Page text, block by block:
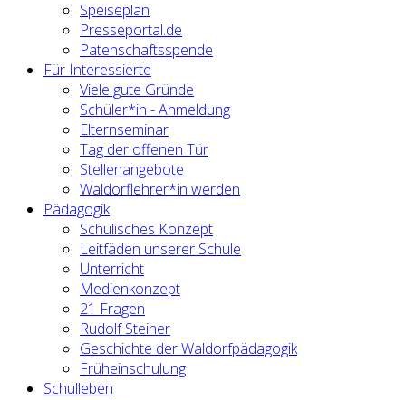
Speiseplan
Presseportal.de
Patenschaftsspende
Für Interessierte
Viele gute Gründe
Schüler*in - Anmeldung
Elternseminar
Tag der offenen Tür
Stellenangebote
Waldorflehrer*in werden
Pädagogik
Schulisches Konzept
Leitfäden unserer Schule
Unterricht
Medienkonzept
21 Fragen
Rudolf Steiner
Geschichte der Waldorfpädagogik
Früheinschulung
Schulleben